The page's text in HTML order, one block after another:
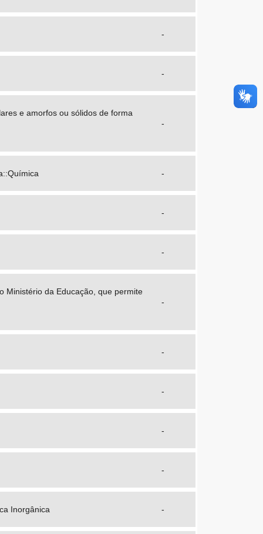
-
-
e amorfos ou sólidos de forma
-
-
-
-
Ministério da Educação, que permite
-
-
-
-
-
Inorgânica -